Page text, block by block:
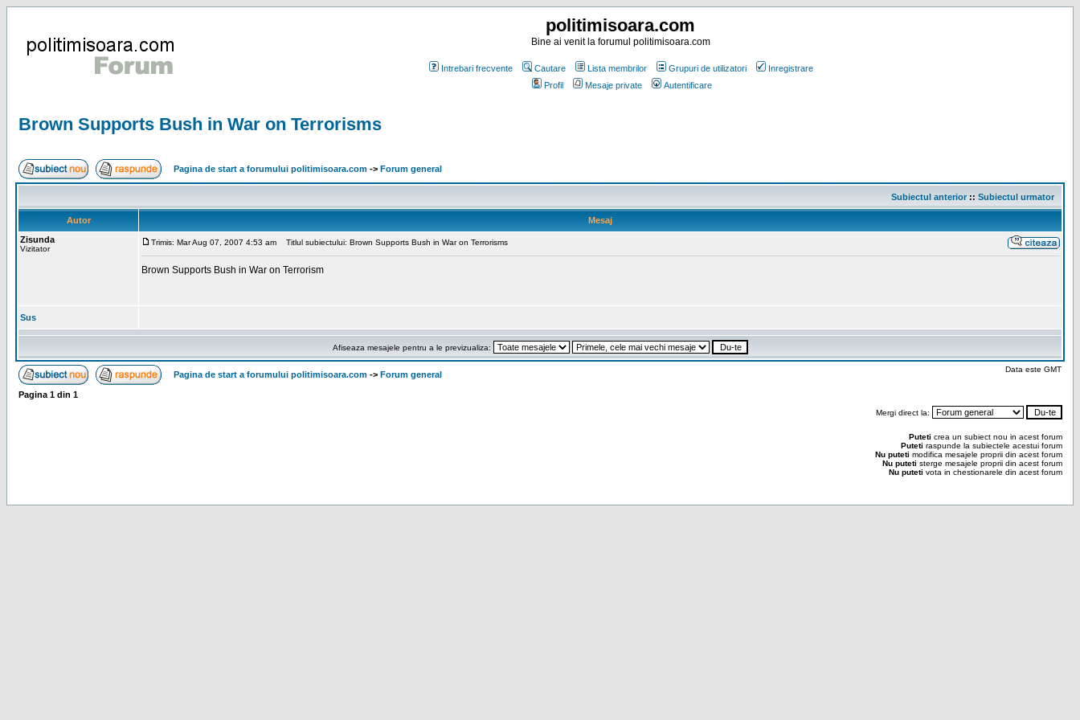
politimisoara.com
Bine ai venit la forumul politimisoara.com
Intrebari frecvente Cautare Lista membrilor Grupuri de utilizatori
Inregistrare
Profil
Mesaje private Autentificare
Brown Supports Bush in War on Terrorisms
Pagina de start a forumului politimisoara.com -> Forum general
Subiectul anterior:: Subiectul urmator
Autor
Mesaj
Zisunda
Vizitator
Trimis: Mar Aug 07, 2007 4:53 am Titlul subiectului: Brown Supports Bush in War on Terrorisms
Brown Supports Bush in War on Terrorism
Sus
Afiseaza mesajele pentru a le previzualiza:
Pagina de start a forumului politimisoara.com -> Forum general
Data este GMT
Pagina 1 din 1
Mergi direct la:
Puteti crea un subiect nou in acest forum
Puteti raspunde la subiectele acestui forum
Nu puteti modifica mesajele proprii din acest forum
Nu puteti sterge mesajele proprii din acest forum
Nu puteti vota in chestionarele din acest forum